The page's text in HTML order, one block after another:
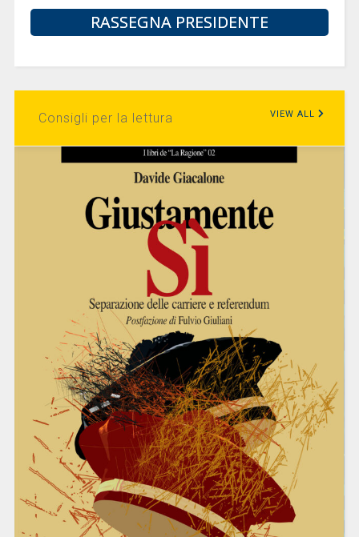
RASSEGNA PRESIDENTE
Consigli per la lettura VIEW ALL